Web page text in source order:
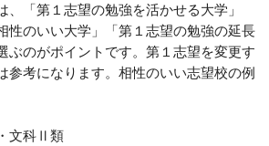
、「第１志望の勉強を活かせる大学」
性のいい大学」「第１志望の勉強の延長
ぶのがポイントです。第１志望を変更す
参考になります。相性のいい志望校の例
文科Ⅱ類